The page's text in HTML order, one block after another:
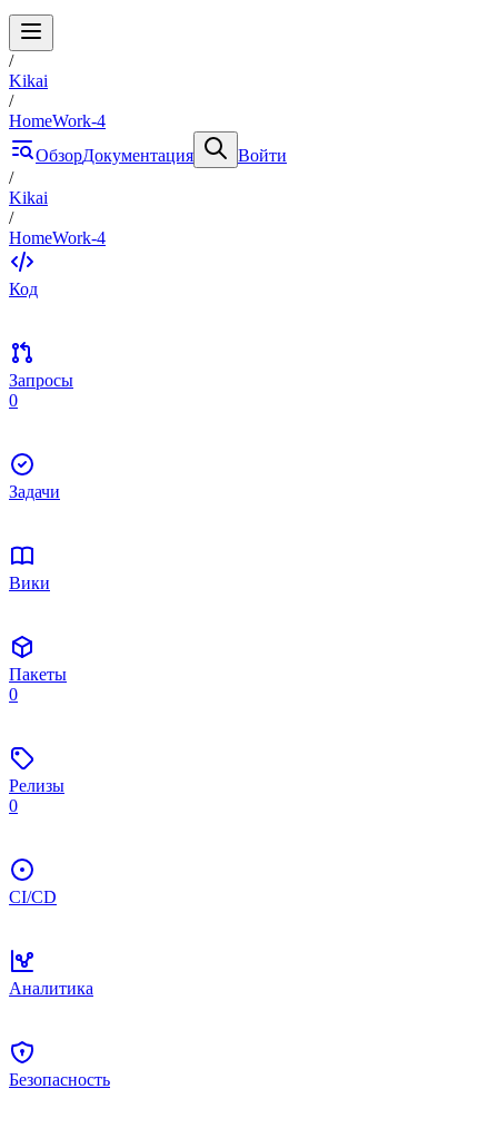
/
Kikai
/
HomeWork-4
ОбзорДокументация
Войти
/
Kikai
/
HomeWork-4
Код
Запросы
0
Задачи
Вики
Пакеты
0
Релизы
0
CI/CD
Аналитика
Безопасность